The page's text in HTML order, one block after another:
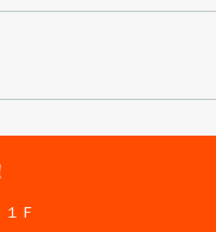
Ｆ